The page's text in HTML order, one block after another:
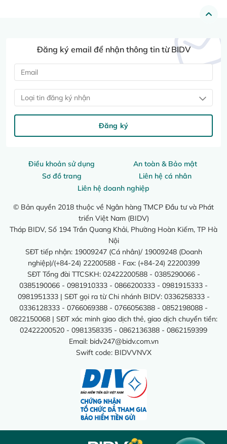
Điều khoản sử dụng
An toàn & Bảo mật
Sơ đồ trang
Liên hệ cá nhân
Liên hệ doanh nghiệp
© Bản quyền 2018 thuộc về Ngân hàng TMCP Đầu tư và Phát
triển Việt Nam (BIDV)
Tháp BIDV, Số 194 Trần Quang Khải, Phường Hoàn Kiếm, TP Hà
Nội
SĐT tiếp nhận: 19009247 (Cá nhân)/ 19009248 (Doanh
nghiệp)/(+84-24) 22200588 - Fax: (+84-24) 22200399
SĐT Tổng đài TTCSKH: 02422200588 - 0385290066 -
0385190066 - 0981910333 - 0866200333 - 0981915333 -
0981951333 | SĐT gọi ra từ Chi nhánh BIDV: 0336258333 -
0336128333 - 0766069388 - 0766056388 - 0852198088 -
0822150068 | SĐT xác minh giao dịch thẻ, giao dịch chuyển tiền:
02422200520 - 0981358335 - 0862136388 - 0862159399
Email: bidv247@bidv.com.vn
Swift code: BIDVVNVX
Đăng ký email để nhận thông tin từ BIDV
Loại tin đăng ký nhận
Đăng ký